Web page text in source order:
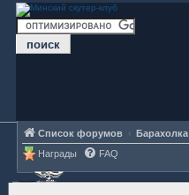
Список форумов Барахолка
Награды
FAQ